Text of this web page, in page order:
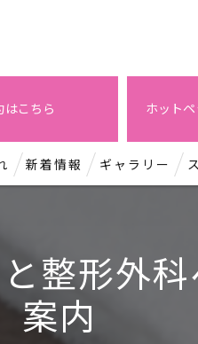
こちら ホット
新着情報 ギャラリー
整形外
案内